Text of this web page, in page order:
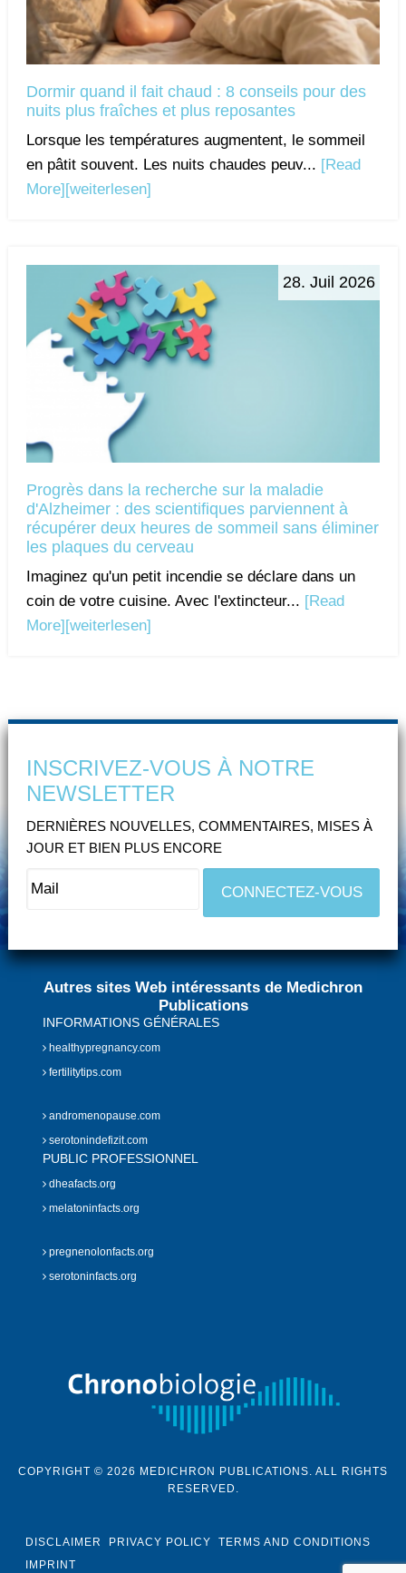
Dormir quand il fait chaud : 8 conseils pour des
nuits plus fraîches et plus reposantes
Lorsque les températures augmentent, le sommeil
en pâtit souvent. Les nuits chaudes peuv... [Read
More] [weiterlesen]
28. Juil 2026
Progrès dans la recherche sur la maladie
d'Alzheimer : des scientifiques parviennent à
récupérer deux heures de sommeil sans éliminer
les plaques du cerveau
Imaginez qu'un petit incendie se déclare dans un
coin de votre cuisine. Avec l'extincteur... [Read
More] [weiterlesen]
INSCRIVEZ-VOUS À NOTRE
NEWSLETTER
DERNIÈRES NOUVELLES, COMMENTAIRES, MISES À
JOUR ET BIEN PLUS ENCORE
Autres sites Web intéressants de Medichron
Publications
INFORMATIONS GÉNÉRALES
healthypregnancy.com
fertilitytips.com
andromenopause.com
serotonindefizit.com
PUBLIC PROFESSIONNEL
dheafacts.org
melatoninfacts.org
pregnenolonfacts.org
serotoninfacts.org
COPYRIGHT © 2026 MEDICHRON PUBLICATIONS. ALL RIGHTS
RESERVED.
DISCLAIMER PRIVACY POLICY
TERMS AND CONDITIONS
IMPRINT